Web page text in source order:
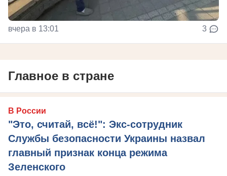
вчера в 13:01 3
Главное в стране
В России
"Это, считай, всё!": Экс-сотрудник
Службы безопасности Украины назвал
главный признак конца режима
Зеленского